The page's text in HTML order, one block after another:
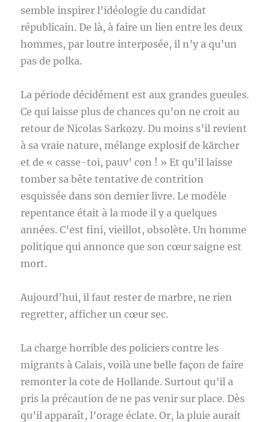
semble inspirer l’idéologie du candidat
républicain. De là, à faire un lien entre les deux
hommes, par loutre interposée, il n’y a qu’un
pas de polka.
La période décidément est aux grandes gueules.
Ce qui laisse plus de chances qu’on ne croit au
retour de Nicolas Sarkozy. Du moins s’il revient
à sa vraie nature, mélange explosif de kärcher
et de « casse-toi, pauv’ con ! » Et qu’il laisse
tomber sa bête tentative de contrition
esquissée dans son dernier livre. Le modèle
repentance était à la mode il y a quelques
années. C’est fini, vieillot, obsolète. Un homme
politique qui annonce que son cœur saigne est
mort.
Aujourd’hui, il faut rester de marbre, ne rien
regretter, afficher un cœur sec.
La charge horrible des policiers contre les
migrants à Calais, voilà une belle façon de faire
remonter la cote de Hollande. Surtout qu’il a
pris la précaution de ne pas venir sur place. Dès
qu’il apparaît, l’orage éclate. Or, la pluie aurait